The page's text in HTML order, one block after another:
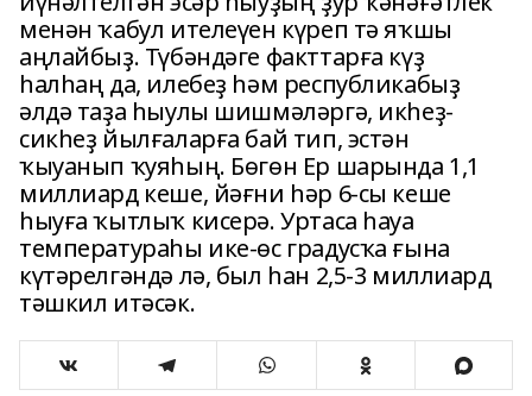
менән ҡабул ителеүен күреп тә яҡшы
аңлайбыҙ. Түбәндәге факттарға күҙ
һалһаң да, илебеҙ һәм республикабыҙ
әлдә таҙа һыулы шишмәләргә, икһеҙ-
сикһеҙ йылғаларға бай тип, эстән
ҡыуанып ҡуяһың. Бөгөн Ер шарында 1,1
миллиард кеше, йәғни һәр 6-сы кеше
һыуға ҡытлыҡ кисерә. Уртаса һауа
температураһы ике-өс градусҡа ғына
күтәрелгәндә лә, был һан 2,5-3 миллиард
тәшкил итәсәк.